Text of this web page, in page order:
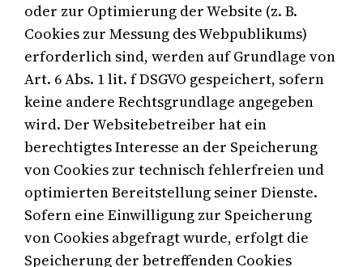
oder zur Optimierung der Website (z. B.
Cookies zur Messung des Webpublikums)
erforderlich sind, werden auf Grundlage von
Art. 6 Abs. 1 lit. f DSGVO gespeichert, sofern
keine andere Rechtsgrundlage angegeben
wird. Der Websitebetreiber hat ein
berechtigtes Interesse an der Speicherung
von Cookies zur technisch fehlerfreien und
optimierten Bereitstellung seiner Dienste.
Sofern eine Einwilligung zur Speicherung
von Cookies abgefragt wurde, erfolgt die
Speicherung der betreffenden Cookies